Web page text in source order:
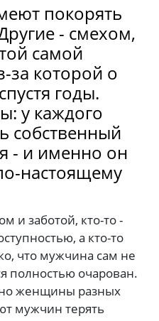
покорять
- смехом,
самой
за которой о
годы.
у каждого
собственный
- и именно он
настоящему
и заботой, кто-то -
а кто-то
что мужчина сам не
полностью очарован.
женщины разных
мужчин терять